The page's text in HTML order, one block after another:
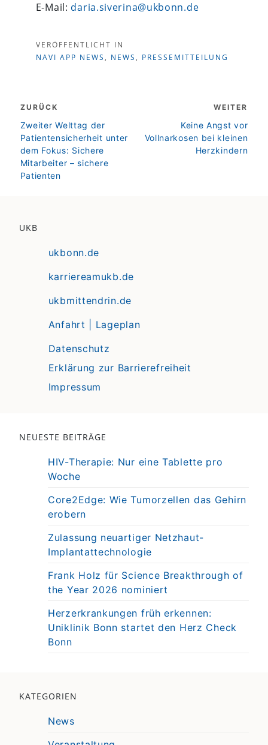
E-Mail: daria.siverina@ukbonn.de
VERÖFFENTLICHT IN
NAVI APP NEWS , NEWS , PRESSEMITTEILUNG
ZURÜCK
zurück
Zweiter Welttag der
Patientensicherheit unter
dem Fokus: Sichere
Mitarbeiter – sichere
Patienten
WEITER
weiter
Keine Angst vor
Vollnarkosen bei kleinen
Herzkindern
UKB
ukbonn.de
karriereamukb.de
ukbmittendrin.de
Anfahrt | Lageplan
Datenschutz
Erklärung zur Barrierefreiheit
Impressum
NEUESTE BEITRÄGE
HIV-Therapie: Nur eine Tablette pro
Woche
Core2Edge: Wie Tumorzellen das Gehirn
erobern
Zulassung neuartiger Netzhaut-
Implantattechnologie
Frank Holz für Science Breakthrough of
the Year 2026 nominiert
Herzerkrankungen früh erkennen:
Uniklinik Bonn startet den Herz Check
Bonn
KATEGORIEN
News